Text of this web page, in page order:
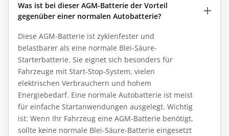
Was ist bei dieser AGM-Batterie der Vorteil
gegenüber einer normalen Autobatterie?
Diese AGM-Batterie ist zyklenfester und
belastbarer als eine normale Blei-Säure-
Starterbatterie. Sie eignet sich besonders für
Fahrzeuge mit Start-Stop-System, vielen
elektrischen Verbrauchern und hohem
Energiebedarf. Eine normale Autobatterie ist meist
für einfache Startanwendungen ausgelegt. Wichtig
ist: Wenn Ihr Fahrzeug eine AGM-Batterie benötigt,
sollte keine normale Blei-Säure-Batterie eingesetzt